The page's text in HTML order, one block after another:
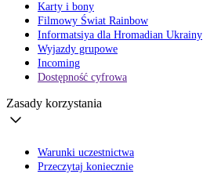
Karty i bony
Filmowy Świat Rainbow
Informatsiya dla Hromadian Ukrainy
Wyjazdy grupowe
Incoming
Dostępność cyfrowa
Zasady korzystania
Warunki uczestnictwa
Przeczytaj koniecznie